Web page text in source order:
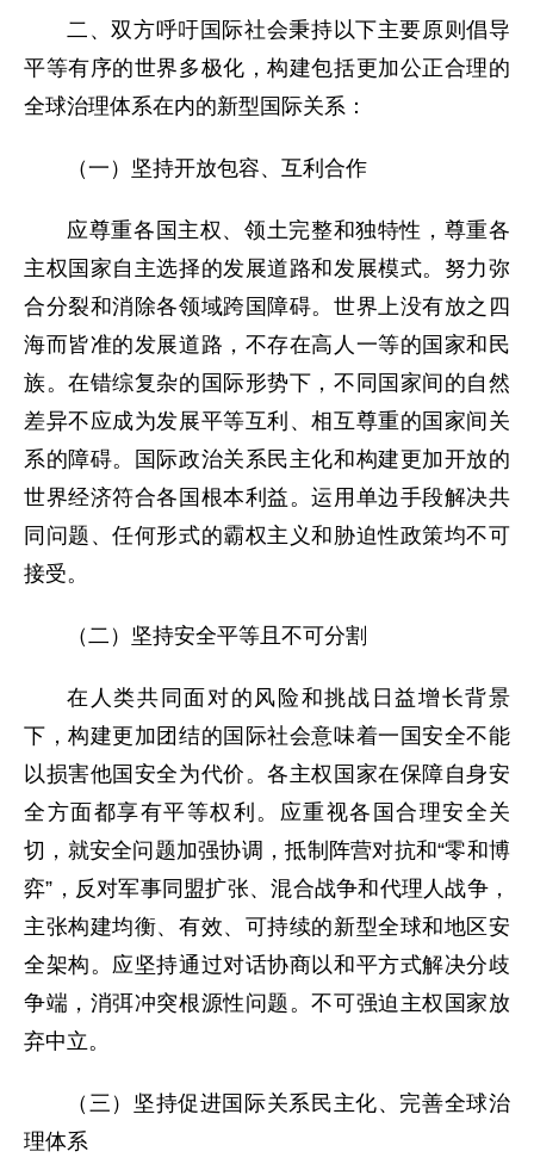
二、双方呼吁国际社会秉持以下主要原则倡导
平等有序的世界多极化，构建包括更加公正合理的
全球治理体系在内的新型国际关系：
（一）坚持开放包容、互利合作
应尊重各国主权、领土完整和独特性，尊重各
主权国家自主选择的发展道路和发展模式。努力弥
合分裂和消除各领域跨国障碍。世界上没有放之四
海而皆准的发展道路，不存在高人一等的国家和民
族。在错综复杂的国际形势下，不同国家间的自然
差异不应成为发展平等互利、相互尊重的国家间关
系的障碍。国际政治关系民主化和构建更加开放的
世界经济符合各国根本利益。运用单边手段解决共
同问题、任何形式的霸权主义和胁迫性政策均不可
接受。
（二）坚持安全平等且不可分割
在人类共同面对的风险和挑战日益增长背景
下，构建更加团结的国际社会意味着一国安全不能
以损害他国安全为代价。各主权国家在保障自身安
全方面都享有平等权利。应重视各国合理安全关
切，就安全问题加强协调，抵制阵营对抗和“零和博
弈”，反对军事同盟扩张、混合战争和代理人战争，
主张构建均衡、有效、可持续的新型全球和地区安
全架构。应坚持通过对话协商以和平方式解决分歧
争端，消弭冲突根源性问题。不可强迫主权国家放
弃中立。
（三）坚持促进国际关系民主化、完善全球治
理体系